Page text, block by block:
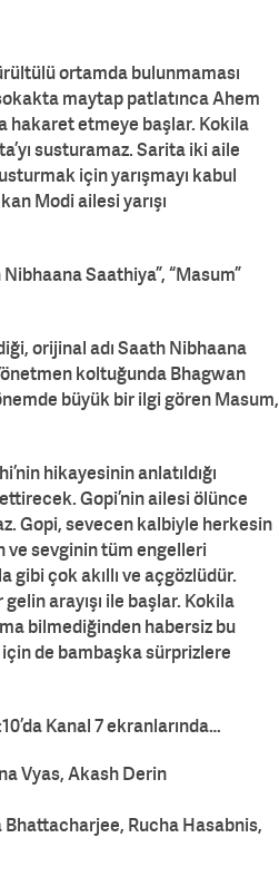
ortamda bulunmaması
maytap patlatınca Ahem
hakaret etmeye başlar. Kokila
susturamaz. Sarita iki aile
için yarışmayı kabul
Modi ailesi yarışı
Saathiya”, “Masum”
orijinal adı Saath Nibhaana
koltuğunda Bhagwan
büyük bir ilgi gören Masum,
hikayesinin anlatıldığı
Gopi’nin ailesi ölünce
Gopi, sevecen kalbiyle herkesin
ve sevginin tüm engelleri
gibi çok akıllı ve açgözlüdür.
arayışı ile başlar. Kokila
bilmediğinden habersiz bu
de bambaşka sürprizlere
Kanal 7 ekranlarında…
Vyas, Akash Derin
Rucha Hasabnis,